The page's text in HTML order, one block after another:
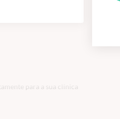
para a sua clínica